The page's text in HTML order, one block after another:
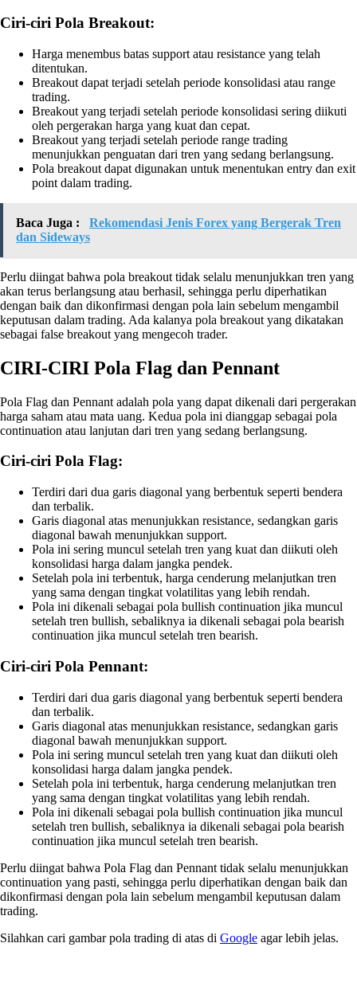
Ciri-ciri Pola Breakout:
Harga menembus batas support atau resistance yang telah
ditentukan.
Breakout dapat terjadi setelah periode konsolidasi atau range
trading.
Breakout yang terjadi setelah periode konsolidasi sering diikuti
oleh pergerakan harga yang kuat dan cepat.
Breakout yang terjadi setelah periode range trading
menunjukkan penguatan dari tren yang sedang berlangsung.
Pola breakout dapat digunakan untuk menentukan entry dan exit
point dalam trading.
Baca Juga :
Rekomendasi Jenis Forex yang Bergerak Tren
dan Sideways
Perlu diingat bahwa pola breakout tidak selalu menunjukkan tren yang
akan terus berlangsung atau berhasil, sehingga perlu diperhatikan
dengan baik dan dikonfirmasi dengan pola lain sebelum mengambil
keputusan dalam trading. Ada kalanya pola breakout yang dikatakan
sebagai false breakout yang mengecoh trader.
CIRI-CIRI Pola Flag dan Pennant
Pola Flag dan Pennant adalah pola yang dapat dikenali dari pergerakan
harga saham atau mata uang. Kedua pola ini dianggap sebagai pola
continuation atau lanjutan dari tren yang sedang berlangsung.
Ciri-ciri Pola Flag:
Terdiri dari dua garis diagonal yang berbentuk seperti bendera
dan terbalik.
Garis diagonal atas menunjukkan resistance, sedangkan garis
diagonal bawah menunjukkan support.
Pola ini sering muncul setelah tren yang kuat dan diikuti oleh
konsolidasi harga dalam jangka pendek.
Setelah pola ini terbentuk, harga cenderung melanjutkan tren
yang sama dengan tingkat volatilitas yang lebih rendah.
Pola ini dikenali sebagai pola bullish continuation jika muncul
setelah tren bullish, sebaliknya ia dikenali sebagai pola bearish
continuation jika muncul setelah tren bearish.
Ciri-ciri Pola Pennant:
Terdiri dari dua garis diagonal yang berbentuk seperti bendera
dan terbalik.
Garis diagonal atas menunjukkan resistance, sedangkan garis
diagonal bawah menunjukkan support.
Pola ini sering muncul setelah tren yang kuat dan diikuti oleh
konsolidasi harga dalam jangka pendek.
Setelah pola ini terbentuk, harga cenderung melanjutkan tren
yang sama dengan tingkat volatilitas yang lebih rendah.
Pola ini dikenali sebagai pola bullish continuation jika muncul
setelah tren bullish, sebaliknya ia dikenali sebagai pola bearish
continuation jika muncul setelah tren bearish.
Perlu diingat bahwa Pola Flag dan Pennant tidak selalu menunjukkan
continuation yang pasti, sehingga perlu diperhatikan dengan baik dan
dikonfirmasi dengan pola lain sebelum mengambil keputusan dalam
trading.
Silahkan cari gambar pola trading di atas di Google agar lebih jelas.